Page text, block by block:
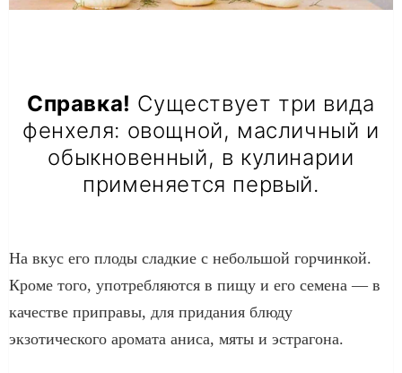
Справка! Существует три вида
фенхеля: овощной, масличный и
обыкновенный, в кулинарии
применяется первый.
На вкус его плоды сладкие с небольшой горчинкой.
Кроме того, употребляются в пищу и его семена — в
качестве приправы, для придания блюду
экзотического аромата аниса, мяты и эстрагона.